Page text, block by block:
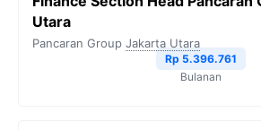
Utara
Pancaran Group Jakarta Utara
Rp 5.396.761
Bulanan